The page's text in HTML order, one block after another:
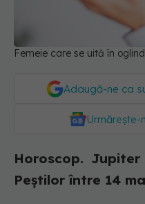
Femeie care se uită în
Adaugă-ne ca
Horoscop.
Peștilor între 14